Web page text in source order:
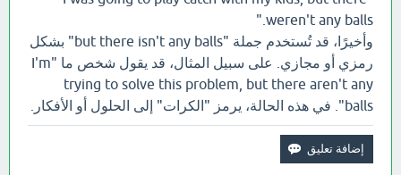
weren't any balls."
وأخيرًا، قد تُستخدم جملة "but there isn't any balls" بشكل
رمزي أو مجازي. على سبيل المثال، قد يقول شخص ما "I'm
trying to solve this problem, but there aren't any
balls". في هذه الحالة، يرمز "الكرات" إلى الحلول أو الأفكار.